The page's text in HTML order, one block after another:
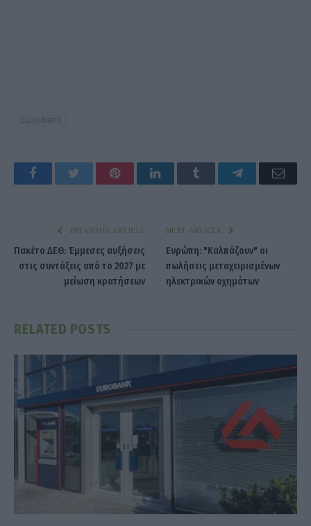
Facebook Twitter PinterestLinkedIn Tumblr Telegram
PREVIOUS ARTICLE
Πακέτο ΔΕΘ: Έμμεσες αυξήσεις
στις συντάξεις από το 2027 με
μείωση κρατήσεων
NEXT ARTICLE
Ευρώπη: "Καλπάζουν" οι
πωλήσεις μεταχειρισμένων
ηλεκτρικών οχημάτων
RELATED POSTS